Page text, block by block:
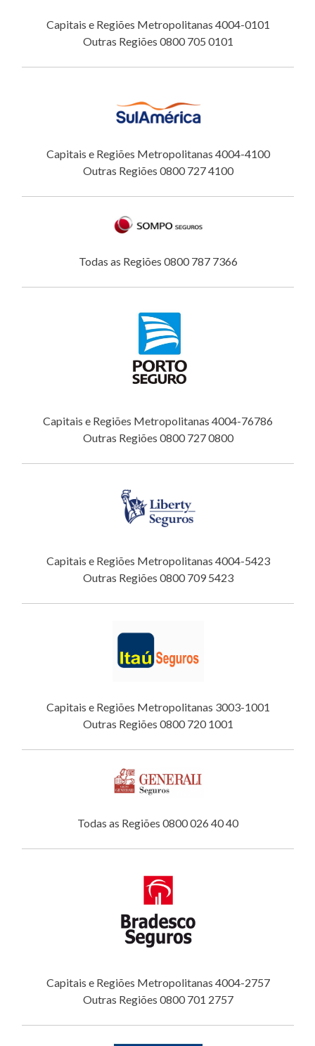
Capitais e Regiões Metropolitanas 4004-0101
Outras Regiões 0800 705 0101
Capitais e Regiões Metropolitanas 4004-4100
Outras Regiões 0800 727 4100
Todas as Regiões 0800 787 7366
Capitais e Regiões Metropolitanas 4004-76786
Outras Regiões 0800 727 0800
Capitais e Regiões Metropolitanas 4004-5423
Outras Regiões 0800 709 5423
Capitais e Regiões Metropolitanas 3003-1001
Outras Regiões 0800 720 1001
Todas as Regiões 0800 026 40 40
Capitais e Regiões Metropolitanas 4004-2757
Outras Regiões 0800 701 2757